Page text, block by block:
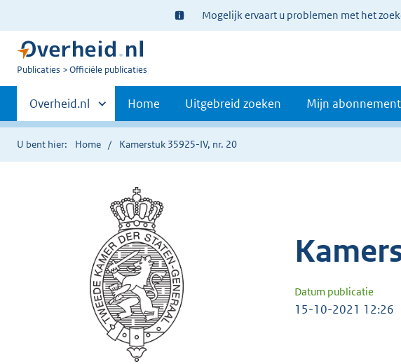
Ter
informatie:
Mogelijk ervaart u problemen met het
U
Publicaties Officiële publicaties
Primaire
navigatie
Andere
sites
binnen
Overheid.nl Home Uitgebreid zoeken Mijn
U bent hier: Home Kamerstuk 35925-IV, nr. 20
Datum publicatie
15-10-2021 12:26